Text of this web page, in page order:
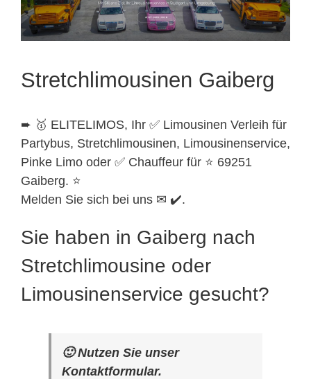
Stretchlimousinen Gaiberg
➨ 🥇 ELITELIMOS, Ihr ✅ Limousinen Verleih für
Partybus, Stretchlimousinen, Limousinenservice,
Pinke Limo oder ✅ Chauffeur für ⭐ 69251
Gaiberg. ⭐
Melden Sie sich bei uns ✉ ✔️.
Sie haben in Gaiberg nach
Stretchlimousine oder
Limousinenservice gesucht?
🙂 Nutzen Sie unser
Kontaktformular.